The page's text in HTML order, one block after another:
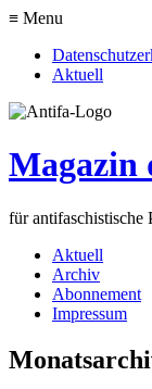
≡ Menu
Aktuell
Magazin
für
Aktuell
Archiv
Abonnement
Impressum